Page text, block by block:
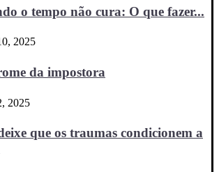
o tempo não cura: O que fazer...
2025
da impostora
2025
que os traumas condicionem a